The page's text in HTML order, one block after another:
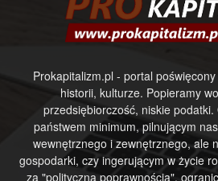
Prokapitalizm.pl - portal
historii, kulturze. Popieramy
przedsiębiorczość, niskie
państwem minimum, pilnującym
wewnętrznego i zewnętrznego, ale
gospodarki, czy ingerującym w życie
za "polityczną poprawnością",